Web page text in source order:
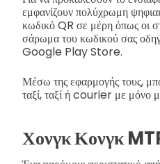
εμφανίζουν πολύχρωμη
κωδικό QR σε μέρη όπως οι
σάρωμα του κωδικού σας
Google Play Store.
Μέσω της εφαρμογής τους,
ταξί, ταξί ή courier με μόνο
Χονγκ Κονγκ